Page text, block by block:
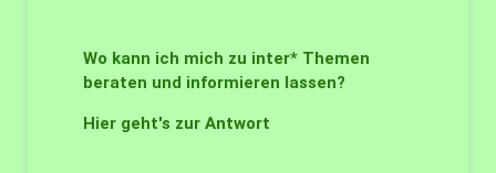
Wo kann ich mich zu inter* Themen
beraten und informieren lassen?
Hier geht's zur Antwort